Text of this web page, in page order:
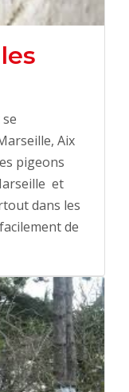
Aix
pigeons
et
dans les
de